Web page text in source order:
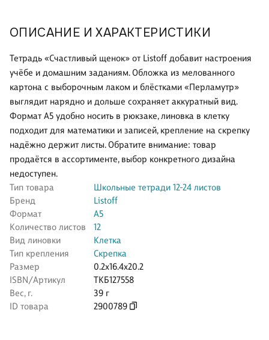
ОПИСАНИЕ И ХАРАКТЕРИСТИКИ
Тетрадь «Счастливый щенок» от Listoff добавит настроения
учёбе и домашним заданиям. Обложка из мелованного
картона с выборочным лаком и блёстками «Перламутр»
выглядит нарядно и дольше сохраняет аккуратный вид.
Формат А5 удобно носить в рюкзаке, линовка в клетку
подходит для математики и записей, крепление на скрепку
надёжно держит листы. Обратите внимание: товар
продаётся в ассортименте, выбор конкретного дизайна
недоступен.
Тип товара
Школьные тетради 12-24 листов
Бренд
Listoff
Формат
А5
Количество листов
12
Вид линовки
Клетка
Тип крепления
Скрепка
Размер
0.2x16.4x20.2
ISBN/Артикул
ТКБ127558
Вес, г.
39 г
ID товара
2900789